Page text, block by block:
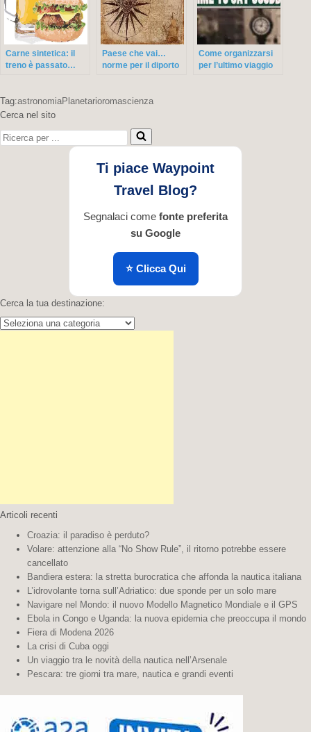
Carne sintetica: il
treno è passato…
Paese che vai…
norme per il diporto
Come organizzarsi
per l’ultimo viaggio
Tag:astronomiaPlanetarioromascienza
Cerca nel sito
Ricerca
per
Ti piace Waypoint
Travel Blog?
Segnalaci come fonte preferita
su Google
⭐ Clicca Qui
Cerca la tua destinazione:
Cerca
Articoli recenti
Croazia: il paradiso è perduto?
Volare: attenzione alla “No Show Rule”, il ritorno potrebbe essere
cancellato
Bandiera estera: la stretta burocratica che affonda la nautica italiana
L’idrovolante torna sull’Adriatico: due sponde per un solo mare
Navigare nel Mondo: il nuovo Modello Magnetico Mondiale e il GPS
Ebola in Congo e Uganda: la nuova epidemia che preoccupa il mondo
Fiera di Modena 2026
La crisi di Cuba oggi
Un viaggio tra le novità della nautica nell’Arsenale
Pescara: tre giorni tra mare, nautica e grandi eventi